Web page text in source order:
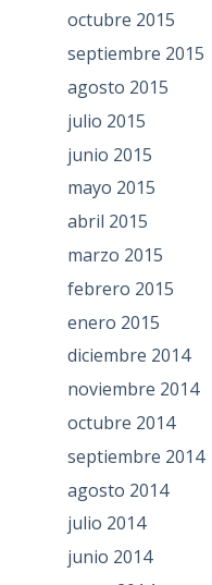
octubre 2015
septiembre 2015
agosto 2015
julio 2015
junio 2015
mayo 2015
abril 2015
marzo 2015
febrero 2015
enero 2015
diciembre 2014
noviembre 2014
octubre 2014
septiembre 2014
agosto 2014
julio 2014
junio 2014